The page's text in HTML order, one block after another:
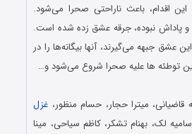
اقدام، باعث ناراحتی صحرا می‌شود.
پاداش نبوده، جرقه عشق زده شده است.
عشق جبهه می‌گیرند، آنها بیگانه‌ها را در
توطئه ها علیه صحرا شروع می‌شود و…
میترا حجار، حسام منظور، غزل
لک، بهنام تشکر، کاظم سیاحی، مینا